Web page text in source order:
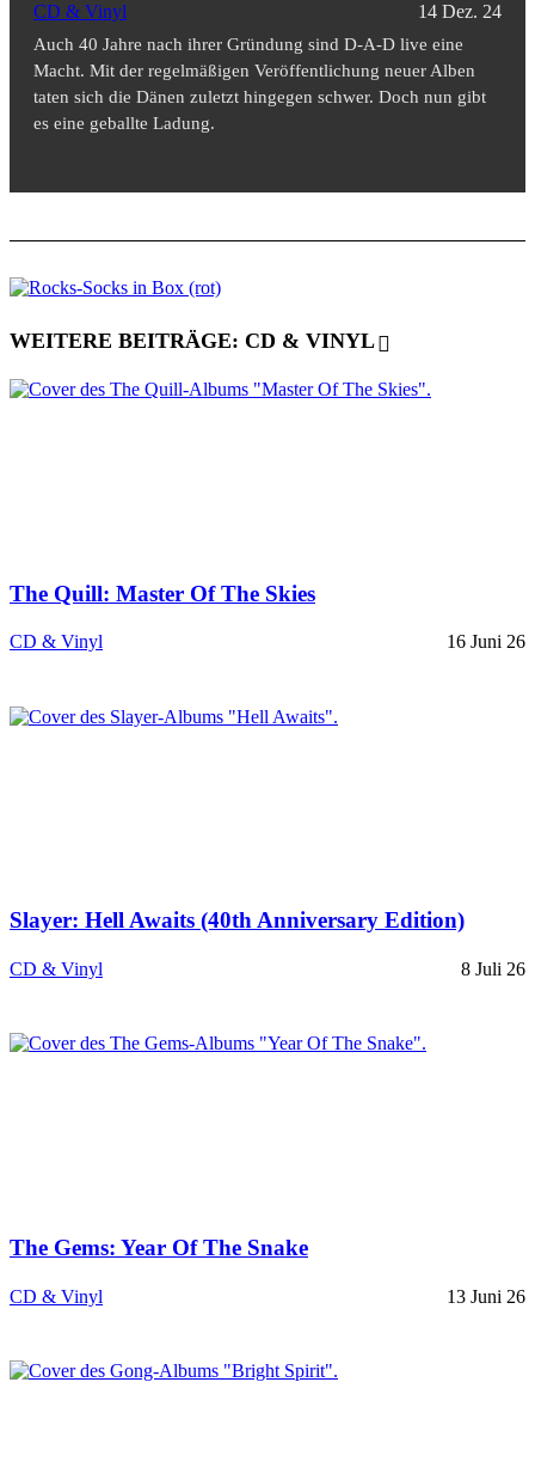
CD & Vinyl 14 Dez. 24
Auch 40 Jahre nach ihrer Gründung sind D-A-D live eine
Macht. Mit der regelmäßigen Veröffentlichung neuer Alben
taten sich die Dänen zuletzt hingegen schwer. Doch nun gibt
es eine geballte Ladung.
WEITERE BEITRÄGE: CD & VINYL
The Quill: Master Of The Skies
CD & Vinyl 16 Juni 26
Slayer: Hell Awaits (40th Anniversary Edition)
CD & Vinyl 8 Juli 26
The Gems: Year Of The Snake
CD & Vinyl 13 Juni 26